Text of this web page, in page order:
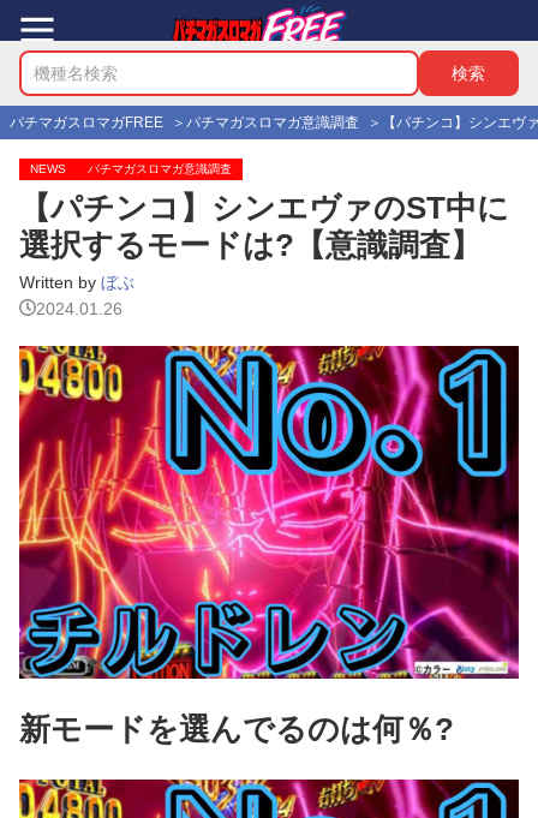
パチマガスロマガFREE パチマガスロマガ意識調査 【パチンコ】シンエヴ
NEWS パチマガスロマガ意識調査
【パチンコ】シンエヴァのST中に
選択するモードは?【意識調査】
Written by ぼぶ
2024.01.26
新モードを選んでるのは何％?